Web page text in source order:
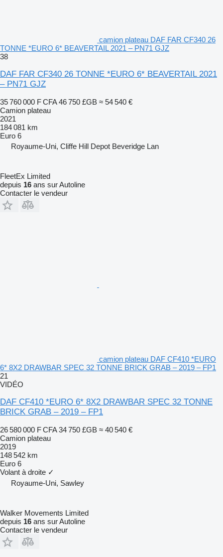
camion plateau DAF FAR CF340 26
TONNE *EURO 6* BEAVERTAIL 2021 – PN71 GJZ
38
DAF FAR CF340 26 TONNE *EURO 6* BEAVERTAIL 2021
– PN71 GJZ
35 760 000 F CFA 46 750 £GB ≈ 54 540 €
Camion plateau
2021
184 081 km
Euro 6
Royaume-Uni, Cliffe Hill Depot Beveridge Lan
FleetEx Limited
depuis 16 ans sur Autoline
Contacter le vendeur
camion plateau DAF CF410 *EURO
6* 8X2 DRAWBAR SPEC 32 TONNE BRICK GRAB – 2019 – FP1
21
VIDÉO
DAF CF410 *EURO 6* 8X2 DRAWBAR SPEC 32 TONNE
BRICK GRAB – 2019 – FP1
26 580 000 F CFA 34 750 £GB ≈ 40 540 €
Camion plateau
2019
148 542 km
Euro 6
Volant à droite ✓
Royaume-Uni, Sawley
Walker Movements Limited
depuis 16 ans sur Autoline
Contacter le vendeur